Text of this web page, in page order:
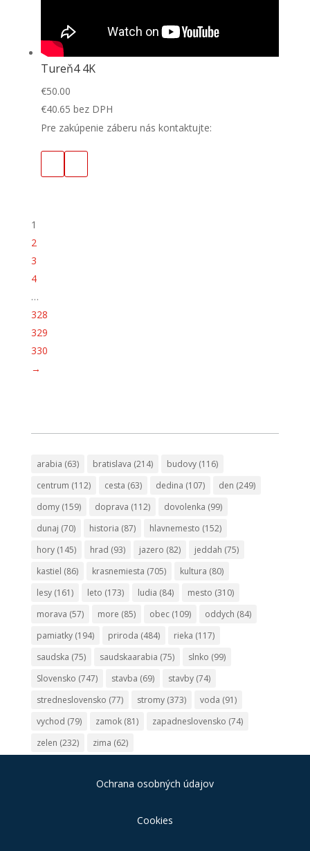
Tureň4 4K
€50.00
€40.65 bez DPH
Pre zakúpenie záberu nás kontaktujte:
1
2
3
4
…
328
329
330
→
arabia (63) bratislava (214) budovy(116)
centrum (112) cesta (63) dedina (107) den (249)
domy(159) doprava (112) dovolenka (99)
dunaj (70) historia (87) hlavnemesto (152)
hory(145) hrad (93) jazero (82) jeddah (75)
kastiel (86) krasnemiesta (705) kultura (80)
lesy(161) leto (173) ludia (84) mesto (310)
morava (57) more (85) obec(109) oddych (84)
pamiatky(194) priroda (484) rieka (117)
saudska (75) saudskaarabia (75) slnko (99)
Slovensko (747) stavba (69) stavby(74)
stredneslovensko (77) stromy(373) voda (91)
vychod (79) zamok(81) zapadneslovensko (74)
zelen (232) zima (62)
Ochrana osobných údajov
Cookies